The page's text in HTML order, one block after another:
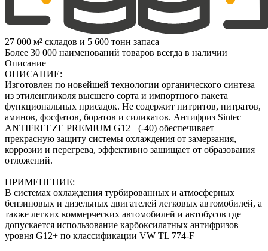
27 000 м² складов и 5 600 тонн запаса
Более 30 000 наименований товаров всегда в наличии
Описание
ОПИСАНИЕ:
Изготовлен по новейшей технологии органического синтеза
из этиленгликоля высшего сорта и импортного пакета
функциональных присадок. Не содержит нитритов, нитратов,
аминов, фосфатов, боратов и силикатов. Антифриз Sintec
ANTIFREEZE PREMIUM G12+ (-40) обеспечивает
прекрасную защиту системы охлаждения от замерзания,
коррозии и перегрева, эффективно защищает от образования
отложений.
ПРИМЕНЕНИЕ:
В системах охлаждения турбированных и атмосферных
бензиновых и дизельных двигателей легковых автомобилей, а
также легких коммерческих автомобилей и автобусов где
допускается использование карбоксилатных антифризов
уровня G12+ по классификации VW TL 774-F